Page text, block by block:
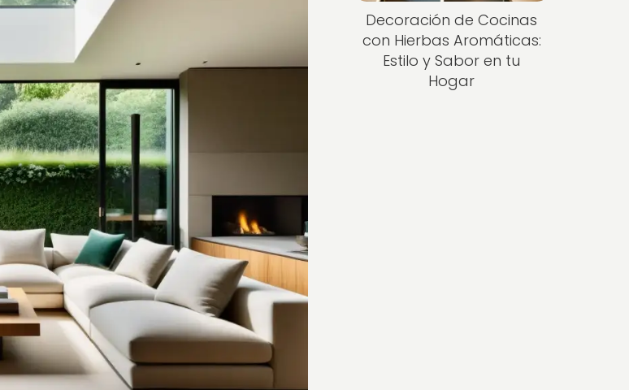
Decoración de Cocinas
con Hierbas Aromáticas:
Estilo y Sabor en tu
Hogar